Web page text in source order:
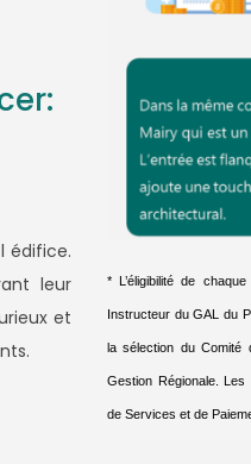
édifice.
leur
et
* L’éligibilité de
Instructeur du GAL du
la sélection du Comité
Gestion Régionale. Les
de Services et de